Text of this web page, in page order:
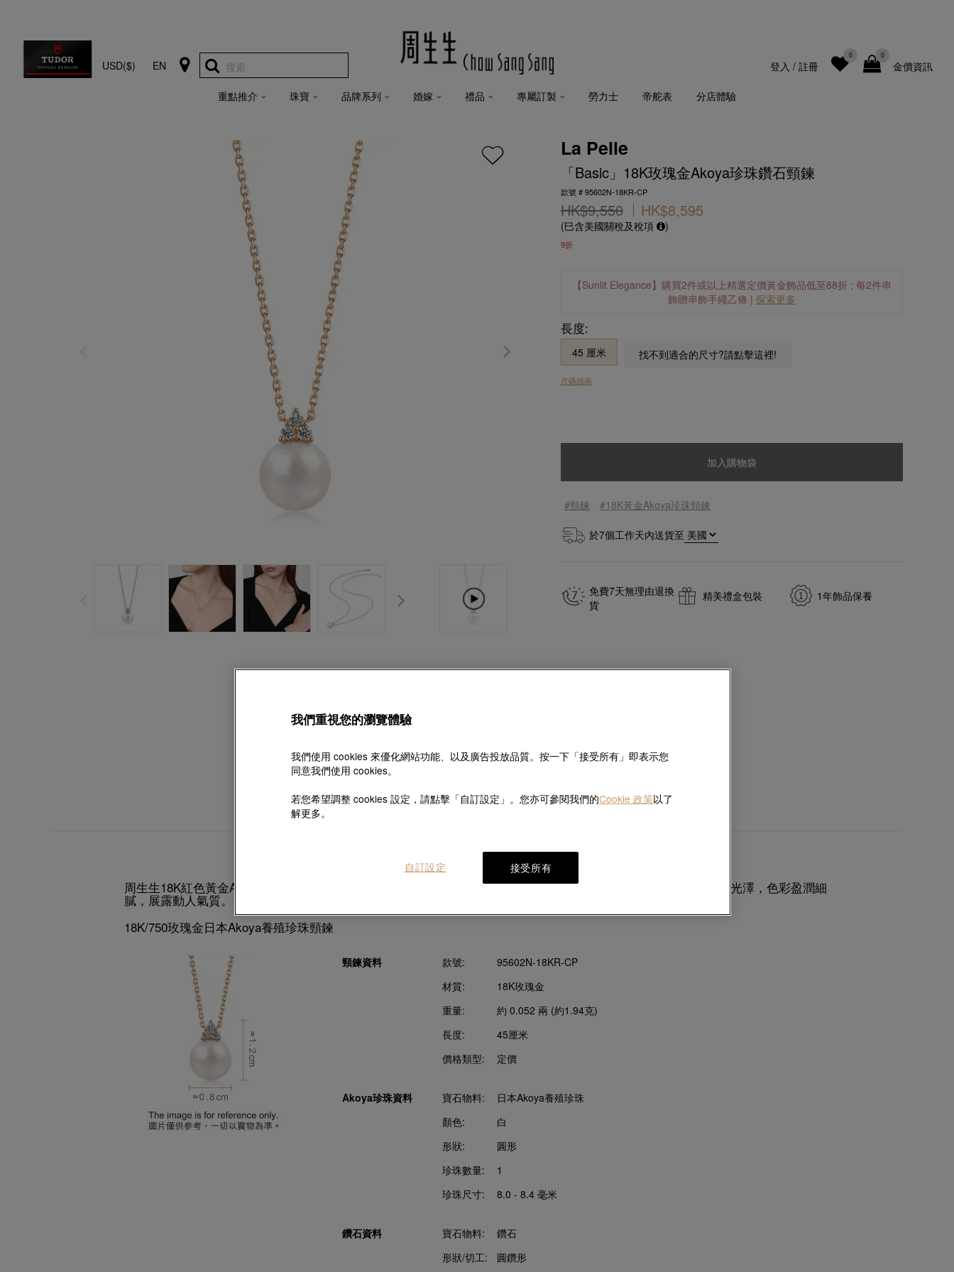
USD($) EN 搜索 金價資訊
0
0
登入 / 註冊
重點推介 珠寶 品牌系列 婚嫁 禮品 專屬訂製 勞力士 帝舵表 分店體驗
La Pelle
「Basic」18K玫瑰金Akoya珍珠鑽石頸鍊
款號 # 95602N-18KR-CP
HK$9,550 HK$8,595
(巳含美國關稅及稅項 )
9折
【Sunlit Elegance】購買2件或以上精選定價黃金飾品低至88折 ; 每2件串
飾贈串飾手繩乙條 | 探索更多
長度:
45 厘米 找不到適合的尺寸?請點擊這裡!
尺碼指南
加入購物袋
#頸鍊 #18K黃金Akoya珍珠頸鍊
於7個工作天內送貨至
免費7天無理由退換
貨
精美禮盒包裝 1年飾品保養
探索此系列故事
產品資料 配送及退換
周生生18K紅色黃金Akoya珍珠鑽石頸鍊，採用經典的垂掛式設計，頂部精鑲美鑽相互呼應，映襯Akoya珍珠獨有的光澤，色彩盈潤細
膩，展露動人氣質。
18K/750玫瑰金日本Akoya養殖珍珠頸鍊
頸鍊資料 款號:
95602N-18KR-CP
材質:
18K玫瑰金
重量:
約 0.052 兩 (約1.94克)
長度:
45厘米
價格類型:
定價
Akoya珍珠資料 寶石物料:
日本Akoya養殖珍珠
顏色:
白
形狀:
圓形
珍珠數量:
1
珍珠尺寸:
8.0 - 8.4 毫米
鑽石資料 寶石物料:
鑽石
形狀/切工:
圓鑽形
我們重視您的瀏覽體驗
我們使用 cookies 來優化網站功能、以及廣告投放品質。按一下「接受所有」即表示您
同意我們使用 cookies。
若您希望調整 cookies 設定，請點擊「自訂設定」。您亦可參閱我們的Cookie 政策以了
解更多。
接受所有
自訂設定